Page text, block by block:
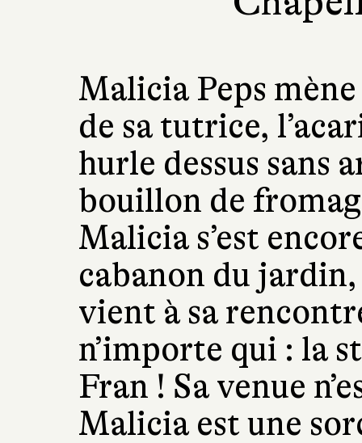
Malicia Peps
de sa tutrice,
hurle dessus sans
bouillon de
Malicia s’est
cabanon du
vient à sa
n’importe qui : la
Fran ! Sa venue
Malicia est une